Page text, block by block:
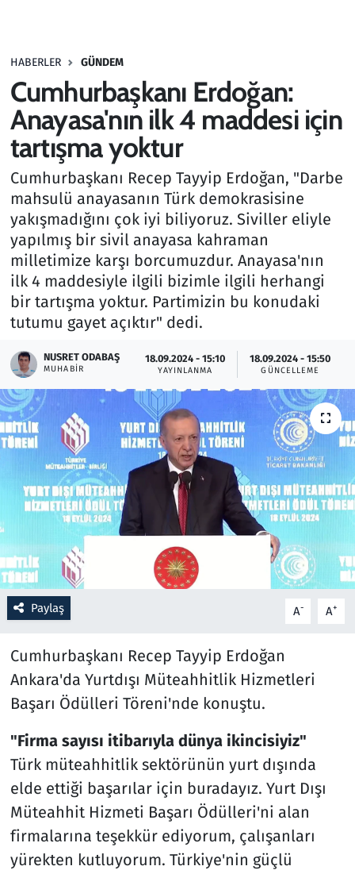
HABERLER GÜNDEM
Cumhurbaşkanı Erdoğan:
Anayasa'nın ilk 4 maddesi için
tartışma yoktur
Cumhurbaşkanı Recep Tayyip Erdoğan, "Darbe
mahsulü anayasanın Türk demokrasisine
yakışmadığını çok iyi biliyoruz. Siviller eliyle
yapılmış bir sivil anayasa kahraman
milletimize karşı borcumuzdur. Anayasa'nın
ilk 4 maddesiyle ilgili bizimle ilgili herhangi
bir tartışma yoktur. Partimizin bu konudaki
tutumu gayet açıktır" dedi.
NUSRET ODABAŞ
MUHABIR
18.09.2024 - 15:10
YAYINLANMA
18.09.2024 - 15:50
GÜNCELLEME
Paylaş A- A+
Cumhurbaşkanı Recep Tayyip Erdoğan
Ankara'da Yurtdışı Müteahhitlik Hizmetleri
Başarı Ödülleri Töreni'nde konuştu.
"Firma sayısı itibarıyla dünya ikincisiyiz"
Türk müteahhitlik sektörünün yurt dışında
elde ettiği başarılar için buradayız. Yurt Dışı
Müteahhit Hizmeti Başarı Ödülleri'ni alan
firmalarına teşekkür ediyorum, çalışanları
yürekten kutluyorum. Türkiye'nin güçlü
Haber
Kültür Sanat
Kurumsal Haberler
Lezzet Durağı
Memur ve Kamu
Otomobil
Oyun
Ramazan
Resmi İlanlar
Rüya Tabirleri
Sağlık
Savunma Sanayi
Seçim 2023
Spor
Televizyon